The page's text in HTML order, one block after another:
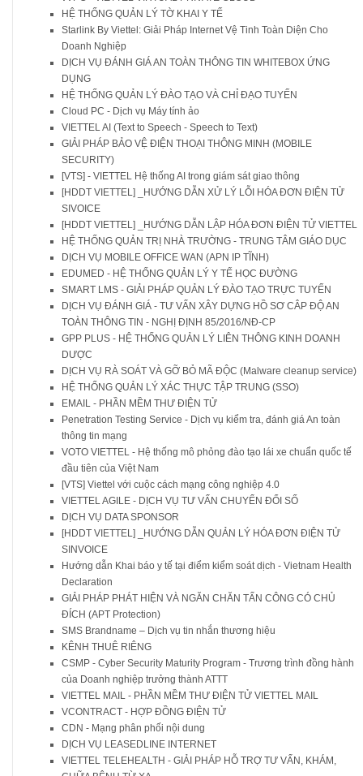
HỆ THỐNG QUẢN LÝ TỜ KHAI Y TẾ
Starlink By Viettel: Giải Pháp Internet Vệ Tinh Toàn Diện Cho
Doanh Nghiệp
DỊCH VỤ ĐÁNH GIÁ AN TOÀN THÔNG TIN WHITEBOX ỨNG
DỤNG
HỆ THỐNG QUẢN LÝ ĐÀO TẠO VÀ CHỈ ĐẠO TUYẾN
Cloud PC - Dịch vụ Máy tính ảo
VIETTEL AI (Text to Speech - Speech to Text)
GIẢI PHÁP BẢO VỆ ĐIỆN THOẠI THÔNG MINH (MOBILE
SECURITY)
[VTS] - VIETTEL Hệ thống AI trong giám sát giao thông
[HDDT VIETTEL] _HƯỚNG DẪN XỬ LÝ LỖI HÓA ĐƠN ĐIỆN TỬ
SIVOICE
[HDDT VIETTEL] _HƯỚNG DẪN LẬP HÓA ĐƠN ĐIỆN TỬ VIETTEL
HỆ THỐNG QUẢN TRỊ NHÀ TRƯỜNG - TRUNG TÂM GIÁO DỤC
DỊCH VỤ MOBILE OFFICE WAN (APN IP TĨNH)
EDUMED - HỆ THỐNG QUẢN LÝ Y TẾ HỌC ĐƯỜNG
SMART LMS - GIẢI PHÁP QUẢN LÝ ĐÀO TẠO TRỰC TUYẾN
DỊCH VỤ ĐÁNH GIÁ - TƯ VẤN XÂY DỰNG HỒ SƠ CÂP ĐỘ AN
TOÀN THÔNG TIN - NGHỊ ĐỊNH 85/2016/NĐ-CP
GPP PLUS - HỆ THỐNG QUẢN LÝ LIÊN THÔNG KINH DOANH
DƯỢC
DỊCH VỤ RÀ SOÁT VÀ GỠ BỎ MÃ ĐỘC (Malware cleanup service)
HỆ THỐNG QUẢN LÝ XÁC THỰC TẬP TRUNG (SSO)
EMAIL - PHẦN MỀM THƯ ĐIỆN TỬ
Penetration Testing Service - Dịch vụ kiểm tra, đánh giá An toàn
thông tin mạng
VOTO VIETTEL - Hệ thống mô phỏng đào tạo lái xe chuẩn quốc tế
đầu tiên của Việt Nam
[VTS] Viettel với cuộc cách mạng công nghiệp 4.0
VIETTEL AGILE - DỊCH VỤ TƯ VẤN CHUYỂN ĐỔI SỐ
DỊCH VỤ DATA SPONSOR
[HDDT VIETTEL] _HƯỚNG DẪN QUẢN LÝ HÓA ĐƠN ĐIỆN TỬ
SINVOICE
Hướng dẫn Khai báo y tế tại điểm kiểm soát dịch - Vietnam Health
Declaration
GIẢI PHÁP PHÁT HIỆN VÀ NGĂN CHĂN TẤN CÔNG CÓ CHỦ
ĐÍCH (APT Protection)
SMS Brandname – Dịch vụ tin nhắn thương hiệu
KÊNH THUÊ RIÊNG
CSMP - Cyber Security Maturity Program - Trương trình đồng hành
của Doanh nghiệp trưởng thành ATTT
VIETTEL MAIL - PHẦN MỀM THƯ ĐIỆN TỬ VIETTEL MAIL
VCONTRACT - HỢP ĐỒNG ĐIỆN TỬ
CDN - Mạng phân phối nội dung
DỊCH VỤ LEASEDLINE INTERNET
VIETTEL TELEHEALTH - GIẢI PHÁP HỖ TRỢ TƯ VẤN, KHÁM,